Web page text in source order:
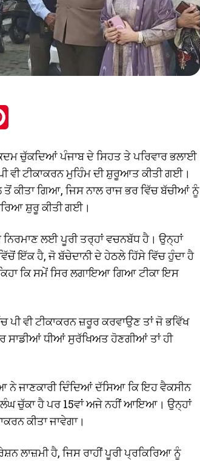
ਚੁੱਕਦਿਆਂ ਪੰਜਾਬ ਦੇ ਸਿਹਤ ਤੇ ਪਰਿਵਾਰ ਭਲਾਈ
ਵੀ ਟੀਕਾਕਰਨ ਮੁਹਿੰਮ ਦੀ ਸ਼ੁਰੂਆਤ ਕੀਤੀ ਗਈ।
ਗਿਆ, ਜਿਸ ਨਾਲ ਰਾਜ ਭਰ ਵਿੱਚ ਬੱਚੀਆਂ ਨੂੰ
ਸ਼ੁਰੂ ਕੀਤੀ ਗਈ।
ਲਈ ਪੂਰੀ ਤਰ੍ਹਾਂ ਵਚਨਬੱਧ ਹੈ। ਉਨ੍ਹਾਂ
ਇੱਕ ਹੈ, ਜੋ ਬੱਚੇਦਾਨੀ ਦੇ ਹੇਠਲੇ ਹਿੱਸੇ ਵਿੱਚ ਹੁੰਦਾ ਹੈ
ਕਿ ਸਮੇਂ ਸਿਰ ਲਗਾਇਆ ਗਿਆ ਟੀਕਾ ਇਸ
ਵੀ ਟੀਕਾਕਰਨ ਜ਼ਰੂਰ ਕਰਵਾਉਣ ਤਾਂ ਜੋ ਭਵਿੱਖ
ਸਾਡੀਆਂ ਧੀਆਂ ਸੁਰੱਖਿਅਤ ਹੋਣਗੀਆਂ ਤਾਂ ਹੀ
ਨੇ ਜਾਣਕਾਰੀ ਦਿੰਦਿਆਂ ਦੱਸਿਆ ਕਿ ਇਹ ਵੈਕਸੀਨ
ਲੰਘ ਚੁੱਕਾ ਹੈ ਪਰ 15ਵਾਂ ਅਜੇ ਨਹੀਂ ਆਇਆ। ਉਨ੍ਹਾਂ
ਕੀਤਾ ਜਾਵੇਗਾ।
ਲਾਜ਼ਮੀ ਹੈ, ਜਿਸ ਰਾਹੀਂ ਪੂਰੀ ਪ੍ਰਕਿਰਿਆ ਨੂੰ